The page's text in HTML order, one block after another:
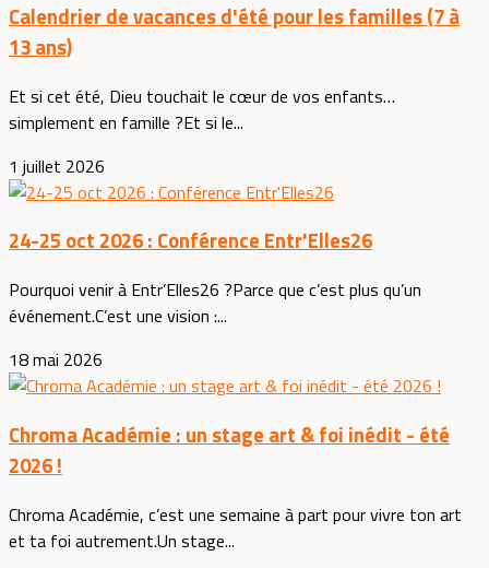
Calendrier de vacances d'été pour les familles (7 à
13 ans)
Et si cet été, Dieu touchait le cœur de vos enfants…
simplement en famille ?Et si le...
1 juillet 2026
24-25 oct 2026 : Conférence Entr'Elles26
Pourquoi venir à Entr’Elles26 ?Parce que c’est plus qu’un
événement.C’est une vision :...
18 mai 2026
Chroma Académie : un stage art & foi inédit - été
2026 !
Chroma Académie, c’est une semaine à part pour vivre ton art
et ta foi autrement.Un stage...